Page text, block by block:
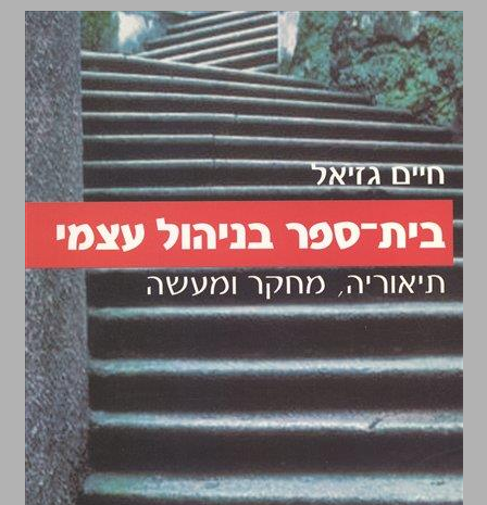
בית־ספר בניהול עצמי תיאוריה, מחקר ומעשה ... 0